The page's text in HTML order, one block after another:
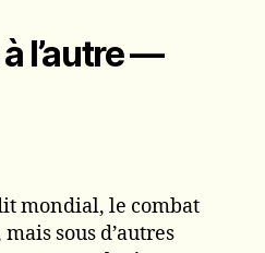
l’autre —
mondial, le combat
sous d’autres